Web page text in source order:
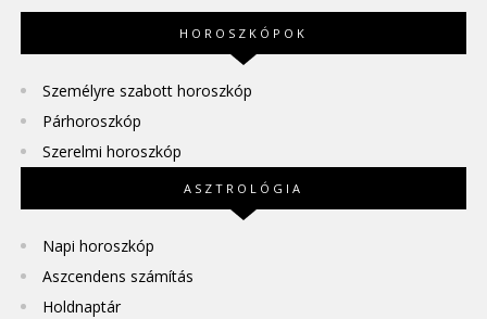
HOROSZKÓPOK
Személyre szabott horoszkóp
Párhoroszkóp
Szerelmi horoszkóp
ASZTROLÓGIA
Napi horoszkóp
Aszcendens számítás
Holdnaptár